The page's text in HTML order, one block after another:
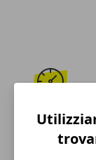
163 km/h
Velocità